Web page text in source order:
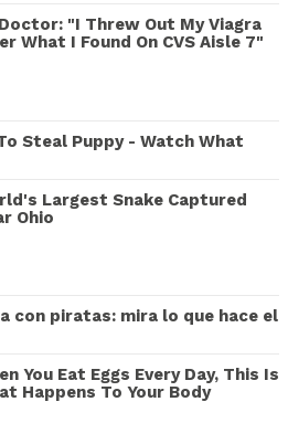
Doctor: "I Threw Out My Viagra
What I Found On CVS Aisle 7"
Steal Puppy - Watch What
Largest Snake Captured
Ohio
con piratas: mira lo que hace el
You Eat Eggs Every Day, This Is
Happens To Your Body